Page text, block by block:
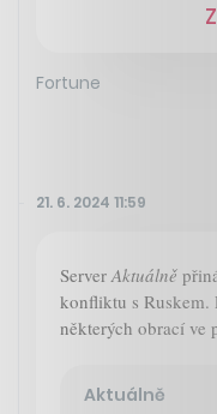
Fortune
21. 6. 2024 11:59
ServerAktuálně
konfliktu s Ruskem.
některých obrací ve
Aktuálně